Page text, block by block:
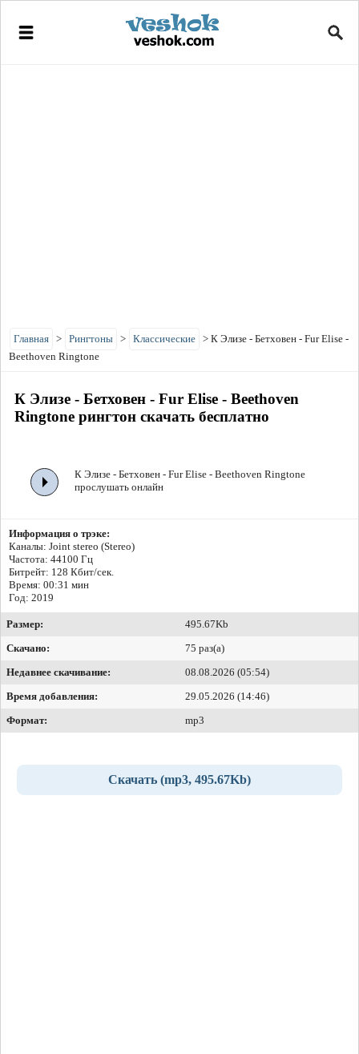
Главная > Рингтоны > Классические > К Элизе - Бетховен - Fur Elise -
Beethoven Ringtone
К Элизе - Бетховен - Fur Elise - Beethoven
Ringtone рингтон скачать бесплатно
К Элизе - Бетховен - Fur Elise - Beethoven Ringtone
прослушать онлайн
Информация о трэке:
Каналы: Joint stereo (Stereo)
Частота: 44100 Гц
Битрейт: 128 Кбит/сек.
Время: 00:31 мин
Год: 2019
Размер:
495.67Kb
Скачано:
75 раз(а)
Недавнее скачивание:
08.08.2026 (05:54)
Время добавления:
29.05.2026 (14:46)
Формат:
mp3
Скачать (mp3, 495.67Kb)